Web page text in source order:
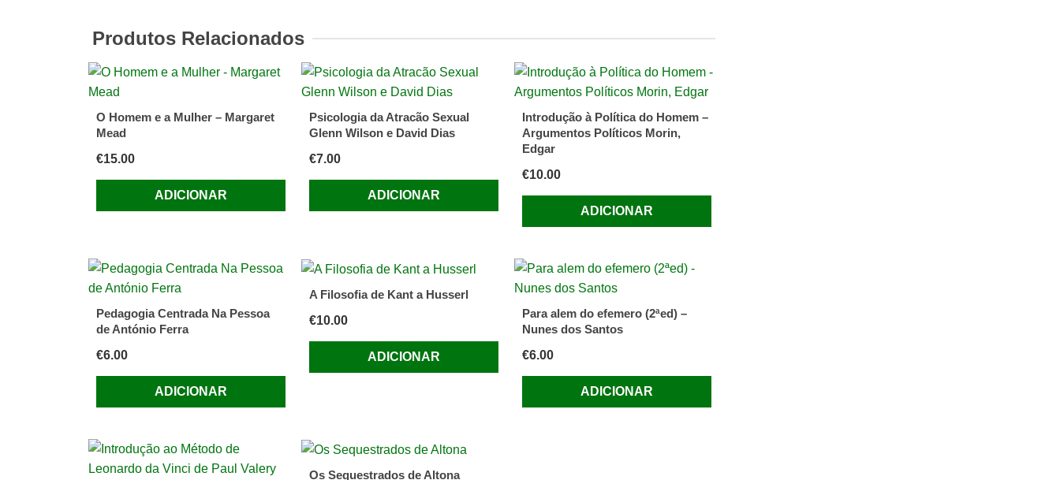
Bertrand
Russell
Produtos Relacionados
O Homem e a Mulher – Margaret
Mead
€15.00
ADICIONAR
Psicologia da Atracão Sexual
Glenn Wilson e David Dias
€7.00
ADICIONAR
Introdução à Política do Homem –
Argumentos Políticos Morin,
Edgar
€10.00
ADICIONAR
Pedagogia Centrada Na Pessoa
de António Ferra
€6.00
ADICIONAR
A Filosofia de Kant a Husserl
€10.00
ADICIONAR
Para alem do efemero (2ªed) –
Nunes dos Santos
€6.00
ADICIONAR
Os Sequestrados de Altona